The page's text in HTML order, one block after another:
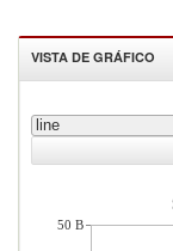
VISTA DE GRÁFICO
line
50 B